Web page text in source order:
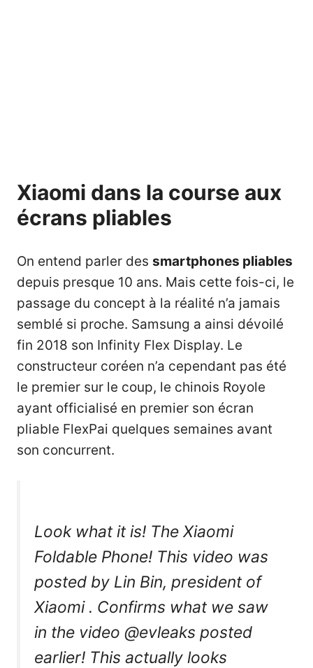
Xiaomi dans la course aux
écrans pliables
On entend parler des smartphones pliables
depuis presque 10 ans. Mais cette fois-ci, le
passage du concept à la réalité n’a jamais
semblé si proche. Samsung a ainsi dévoilé
fin 2018 son Infinity Flex Display. Le
constructeur coréen n’a cependant pas été
le premier sur le coup, le chinois Royole
ayant officialisé en premier son écran
pliable FlexPai quelques semaines avant
son concurrent.
Look what it is! The Xiaomi
Foldable Phone! This video was
posted by Lin Bin, president of
Xiaomi . Confirms what we saw
in the video @evleaks posted
earlier! This actually looks